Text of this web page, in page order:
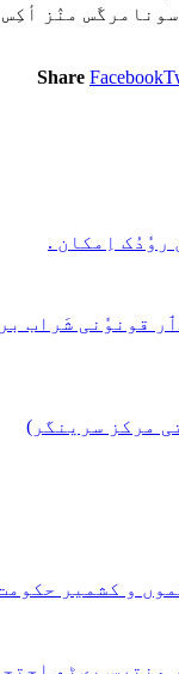
منٛز
Share Facebook
روٗدُک اِمکان .
قونوٗنی شَراب
مرکز سرینگر)
منترس پؠٹھ